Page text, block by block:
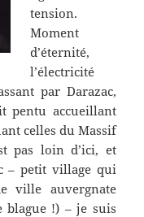
tension.
Moment
d’éternité,
l’électricité
par Darazac,
pentu accueillant
celles du Massif
pas loin d’ici, et
– petit village qui
ville auvergnate
!) – je suis